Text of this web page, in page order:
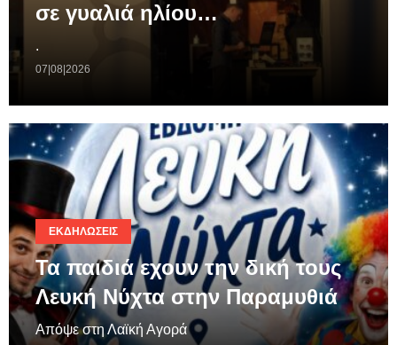
σε γυαλιά ηλίου…
.
07|08|2026
ΕΚΔΗΛΏΣΕΙΣ
Τα παιδιά εχουν την δική τους
Λευκή Νύχτα στην Παραμυθιά
Απόψε στη Λαϊκή Αγορά